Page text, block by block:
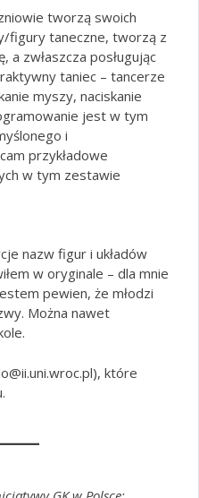
tworzą swoich
figury taneczne, tworzą z
a zwłaszcza posługując
taniec – tancerze
myszy, naciskanie
jest w tym
i
przykładowe
w tym zestawie
nazw figur i układów
w oryginale – dla mnie
pewien, że młodzi
Można nawet
), które